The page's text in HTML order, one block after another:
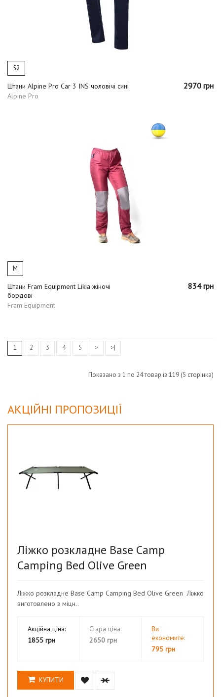
52
Штани Alpine Pro Car 3 INS чоловічі сині
Alpine Pro
2970 грн
M
Штани Fram Equipment Likia жіночі
бордові
Fram Equipment
834 грн
1 2 3 4 5 > >|
Показано з 1 по 24 товар із 119 (5 сторінка)
АКЦІЙНІ ПРОПОЗИЦІЇ
Ліжко розкладне Base Camp
Camping Bed Olive Green
Ліжко розкладне Base Camp Camping Bed Olive Green Ліжко
виготовлено з міцн..
Акційна ціна:
1855 грн
Стара ціна:
2650 грн
Ви
економите:
795 грн
КУПИТИ